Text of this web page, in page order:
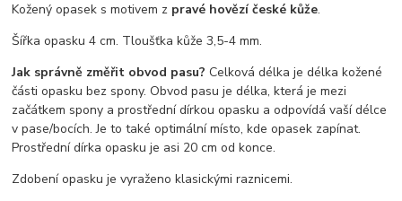
Kožený opasek s motivem z pravé hovězí české kůže.
Šířka opasku 4 cm. Tloušťka kůže 3,5-4 mm.
Jak správně změřit obvod pasu?Celková délka je délka kožené
části opasku bez spony. Obvod pasu je délka, která je mezi
začátkem spony a prostřední dírkou opasku a odpovídá vaší délce
v pase/bocích. Je to také optimální místo, kde opasek zapínat.
Prostřední dírka opasku je asi 20 cm od konce.
Zdobení opasku je vyraženo klasickými raznicemi.